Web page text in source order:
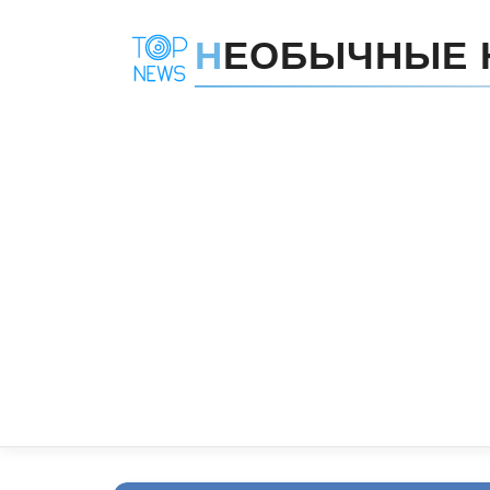
НЕОБЫЧНЫЕ